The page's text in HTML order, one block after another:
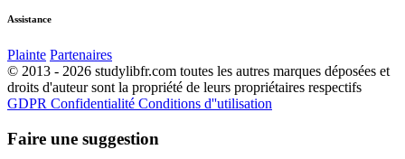
Assistance
Plainte Partenaires
© 2013 - 2026 studylibfr.com toutes les autres marques déposées et
droits d'auteur sont la propriété de leurs propriétaires respectifs
GDPR Confidentialité Conditions d''utilisation
Faire une suggestion